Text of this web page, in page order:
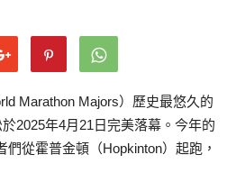
Marathon Majors）歷史最悠久的
2025年4月21日完美落幕。今年的
從霍普金頓（Hopkinton）起跑，